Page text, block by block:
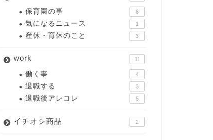
保育園の事 8
気になるニュース 1
産休・育休のこと 3
work 11
働く事 4
退職する 3
退職後アレコレ 5
イチオシ商品 2